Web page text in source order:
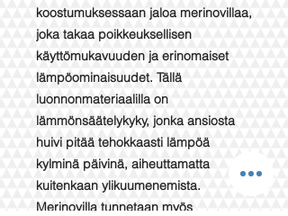
koostumuksessaan jaloa merinovillaa,
joka takaa poikkeuksellisen
käyttömukavuuden ja erinomaiset
lämpöominaisuudet. Tällä
luonnonmateriaalilla on
lämmönsäätelykyky, jonka ansiosta
huivi pitää tehokkaasti lämpöä
kylminä päivinä, aiheuttamatta
kuitenkaan ylikuumenemista.
Merinovilla tunnetaan myös